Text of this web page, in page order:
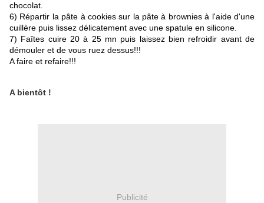
chocolat.
6) Répartir la pâte à cookies sur la pâte à brownies à l'aide d'une
cuillère puis lissez délicatement avec une spatule en silicone.
7) Faîtes cuire 20 à 25 mn puis laissez bien refroidir avant de
démouler et de vous ruez dessus!!!
A faire et refaire!!!
A bientôt !
Publicité